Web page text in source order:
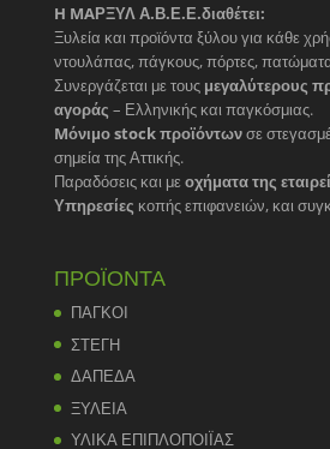
H MAΡΞΥΛ Α.Β.Ε.Ε.διαθέτει:
Ξυλεία και προϊόντα ξύλου για κάθε
ντουλάπας, πάγκους, πόρτες,
Συνεργάζεται με τους μεγαλύτερους
αγοράς – Ελληνικής και παγκόσμιας.
Mόνιμο stock προϊόντωνσε
σημεία της Αττικής.
Παραδόσεις και μεοχήματα της
Υπηρεσίες κοπής επιφανειών, και
ΠΡΟΪΟΝΤΑ
ΠΑΓΚΟΙ
ΣΤΕΓΗ
ΔΑΠΕΔΑ
ΞΥΛΕΙΑ
ΥΛΙΚΑ ΕΠΙΠΛΟΠΟΙΪΑΣ